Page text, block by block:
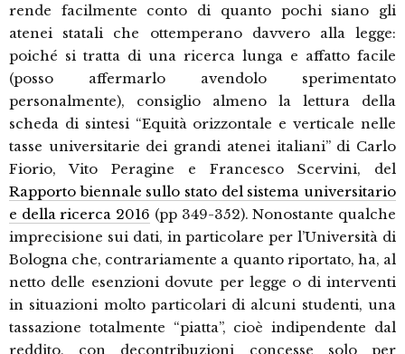
rende facilmente conto di quanto pochi siano gli
atenei statali che ottemperano davvero alla legge:
poiché si tratta di una ricerca lunga e affatto facile
(posso affermarlo avendolo sperimentato
personalmente), consiglio almeno la lettura della
scheda di sintesi “Equità orizzontale e verticale nelle
tasse universitarie dei grandi atenei italiani” di Carlo
Fiorio, Vito Peragine e Francesco Scervini, del
Rapporto biennale sullo stato del sistema universitario
e della ricerca 2016 (pp 349-352). Nonostante qualche
imprecisione sui dati, in particolare per l’Università di
Bologna che, contrariamente a quanto riportato, ha, al
netto delle esenzioni dovute per legge o di interventi
in situazioni molto particolari di alcuni studenti, una
tassazione totalmente “piatta”, cioè indipendente dal
reddito, con decontribuzioni concesse solo per